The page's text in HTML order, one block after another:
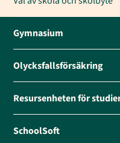
Gymnasium
Olycksfallsförsäkring
Resursenheten för
SchoolSoft